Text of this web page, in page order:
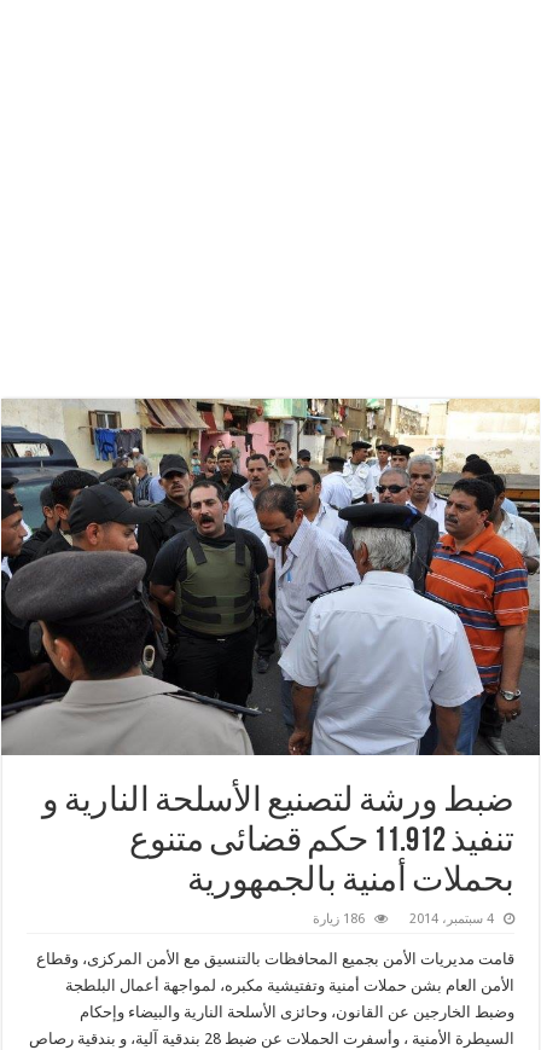
ضبط ورشة لتصنيع الأسلحة النارية و
تنفيذ 11.912 حكم قضائى متنوع
بحملات أمنية بالجمهورية
4 سبتمبر، 2014 186 زيارة
قامت مديريات الأمن بجميع المحافظات بالتنسيق مع الأمن المركزى، وقطاع
الأمن العام بشن حملات أمنية وتفتيشية مكبره، لمواجهة أعمال البلطجة
وضبط الخارجين عن القانون، وحائزى الأسلحة النارية والبيضاء وإحكام
السيطرة الأمنية ، وأسفرت الحملات عن ضبط 28 بندقية آلية، و بندقية رصاص